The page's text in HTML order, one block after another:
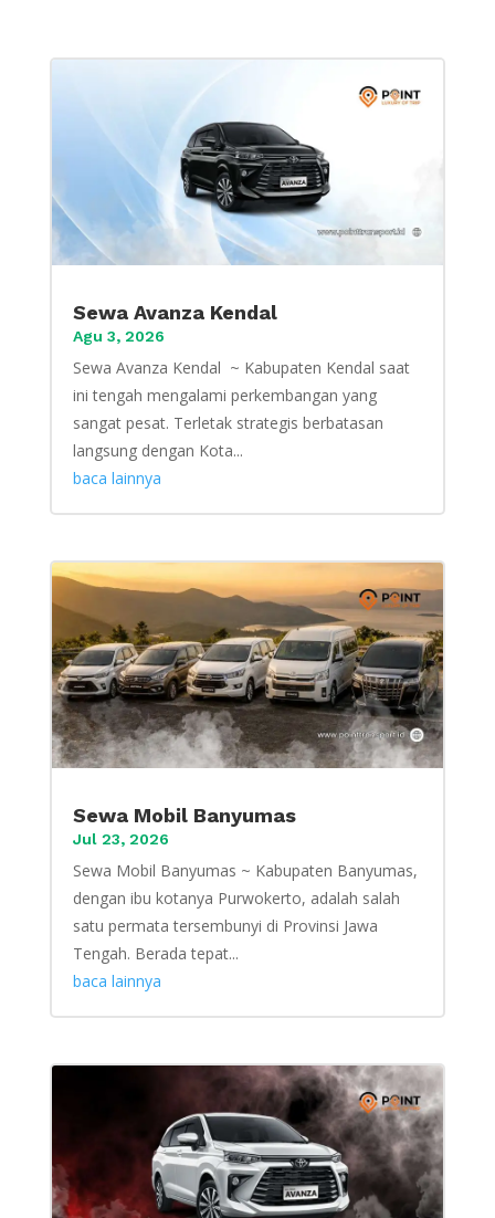
Sewa Avanza Kendal
Agu 3, 2026
Sewa Avanza Kendal ~ Kabupaten Kendal saat
ini tengah mengalami perkembangan yang
sangat pesat. Terletak strategis berbatasan
langsung dengan Kota...
baca lainnya
Sewa Mobil Banyumas
Jul 23, 2026
Sewa Mobil Banyumas ~ Kabupaten Banyumas,
dengan ibu kotanya Purwokerto, adalah salah
satu permata tersembunyi di Provinsi Jawa
Tengah. Berada tepat...
baca lainnya